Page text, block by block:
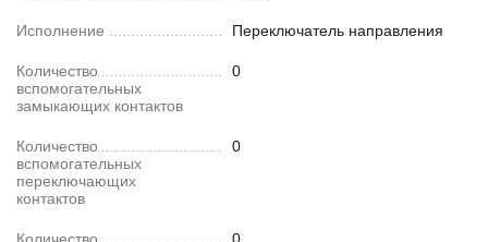
Исполнение Переключатель направления
Количество
вспомогательных
замыкающих контактов
0
Количество
вспомогательных
переключающих
контактов
0